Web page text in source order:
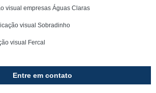
visual empresas Águas Claras
visual Sobradinho
visual Fercal
Entre em contato